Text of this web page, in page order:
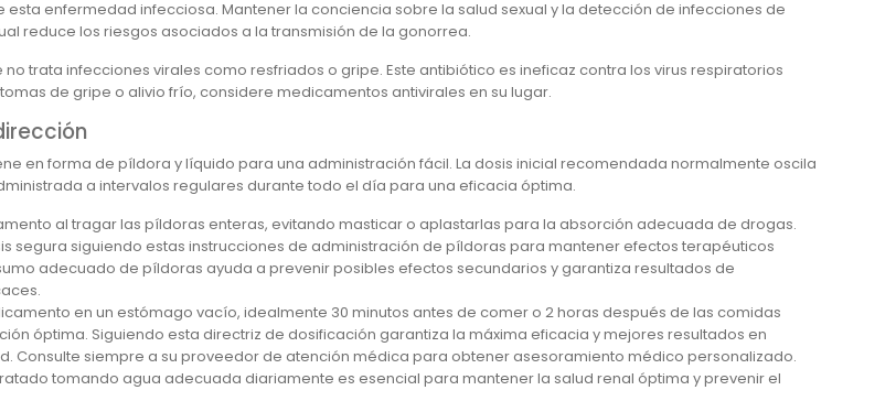
enfermedad infecciosa. Mantener la conciencia sobre la salud sexual y la detección de infecciones de
reduce los riesgos asociados a la transmisión de la gonorrea.
no trata infecciones virales como resfriados o gripe. Este antibiótico es ineficaz contra los virus respiratorios
de gripe o alivio frío, considere medicamentos antivirales en su lugar.
en forma de píldora y líquido para una administración fácil. La dosis inicial recomendada normalmente oscila
a intervalos regulares durante todo el día para una eficacia óptima.
al tragar las píldoras enteras, evitando masticar o aplastarlas para la absorción adecuada de drogas.
segura siguiendo estas instrucciones de administración de píldoras para mantener efectos terapéuticos
adecuado de píldoras ayuda a prevenir posibles efectos secundarios y garantiza resultados de
en un estómago vacío, idealmente 30 minutos antes de comer o 2 horas después de las comidas
óptima. Siguiendo esta directriz de dosificación garantiza la máxima eficacia y mejores resultados en
Consulte siempre a su proveedor de atención médica para obtener asesoramiento médico personalizado.
tomando agua adecuada diariamente es esencial para mantener la salud renal óptima y prevenir el